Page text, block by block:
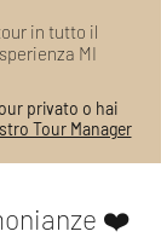
in tutto il
MI
privato o hai
Tour Manager
❤️